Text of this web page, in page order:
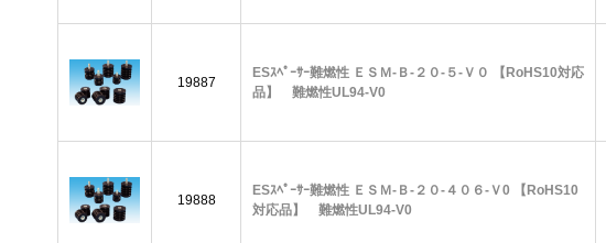
19887
ESｽﾍﾟｰｻｰ難燃性 ＥＳＭ-Ｂ-２０-５-Ｖ０ 【RoHS10対応
品】 難燃性UL94-V0
19888
ESｽﾍﾟｰｻｰ難燃性 ＥＳＭ-Ｂ-２０-４０６-Ｖ0 【RoHS10
対応品】 難燃性UL94-V0